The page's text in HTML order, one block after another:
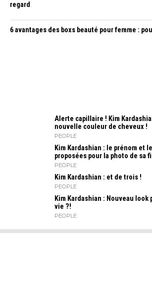
regard
6 avantages des boxs beauté pour femme :
Alerte capillaire ! Kim
nouvelle couleur de cheveux !
PEOPLE
Kim Kardashian : le prénom et
proposées pour la photo de sa
PEOPLE
Kim Kardashian : et de trois !
PEOPLE
Kim Kardashian : Nouveau
vie ?!
PEOPLE